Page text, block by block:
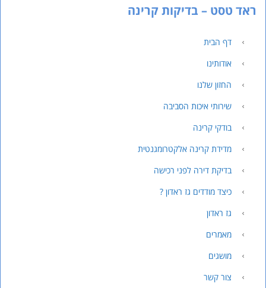
ראד טסט – בדיקות קרינה
דף הבית
אודותינו
החזון שלנו
שירותי איכות הסביבה
בודקי קרינה
מדידת קרינה אלקטרומגנטית
בדיקת דירה לפני רכישה
כיצד מודדים גז ראדון ?
גז ראדון
מאמרים
מושגים
צור קשר